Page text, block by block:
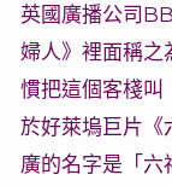
英國廣播公司
婦人》裡面稱之
慣把這個客棧叫
於好萊塢巨片《
廣的名字是「六